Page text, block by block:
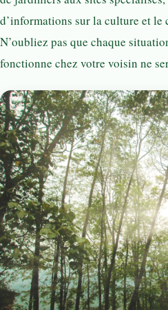
d’informations sur la culture et le
N’oubliez pas que chaque
fonctionne chez votre voisin ne